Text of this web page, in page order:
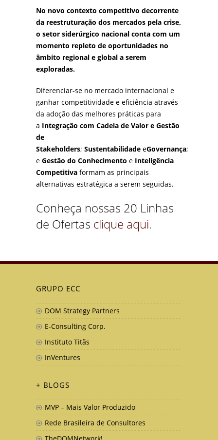
No novo contexto competitivo decorrente
da reestruturação dos mercados pela crise,
o setor siderúrgico nacional conta com um
momento repleto de oportunidades no
âmbito regional e global a serem
exploradas.
Diferenciar-se no mercado internacional e
ganhar competitividade e eficiência através
da adoção das melhores práticas para
a Integração com Cadeia de Valor e Gestão
de
Stakeholders; Sustentabilidade eGovernança;
e Gestão do Conhecimento e Inteligência
Competitiva formam as principais
alternativas estratégica a serem seguidas.
Conheça nossas 20 Linhas
de Ofertas clique aqui.
GRUPO ECC
DOM Strategy Partners
E-Consulting Corp.
Instituto Titãs
InVentures
+ BLOGS
MVP – Mais Valor Produzido
Rede Brasileira de Consultores